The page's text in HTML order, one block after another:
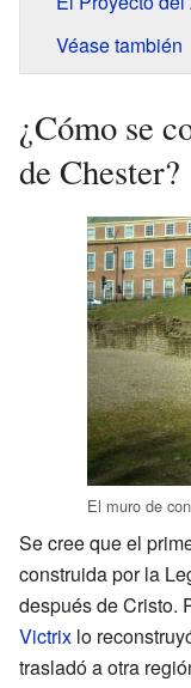
Véase también
¿Cómo se
de Chester?
El muro de
Se cree que el
construida por la
después de Cristo.
Victrix lo
trasladó a otra